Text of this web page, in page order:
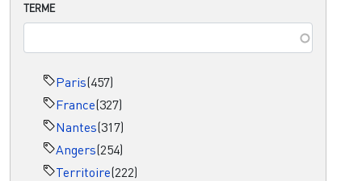
TERME
Paris(457)
France(327)
Nantes(317)
Angers(254)
Territoire(222)